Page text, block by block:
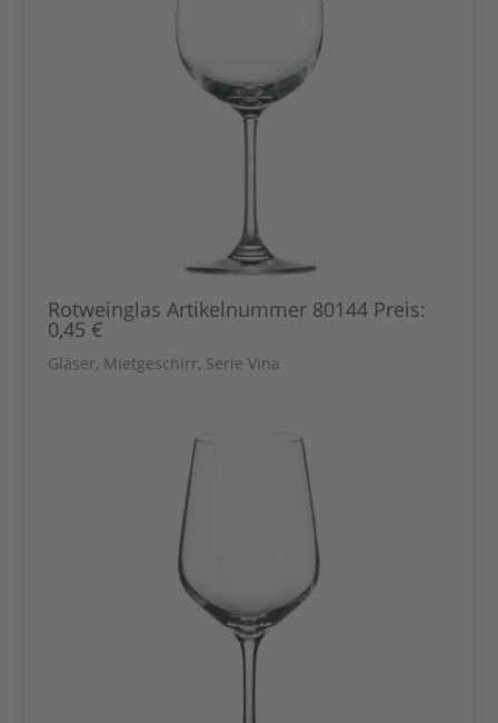
Rotweinglas Artikelnummer 80144 Preis:
0,45 €
Gläser, Mietgeschirr, Serie Vina